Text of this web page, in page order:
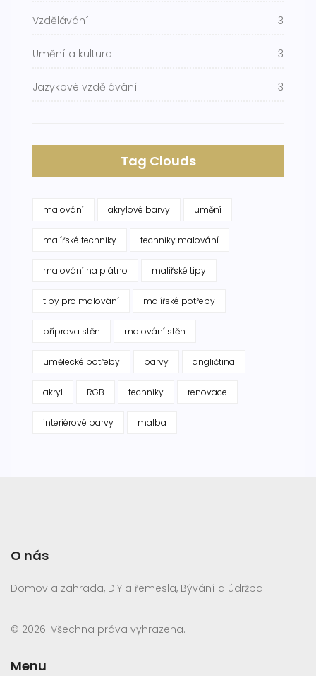
Vzdělávání 3
Umění a kultura 3
Jazykové vzdělávání 3
Tag Clouds
malování akrylové barvy umění
malířské techniky techniky malování
malování na plátno malířské tipy
tipy pro malování malířské potřeby
příprava stěn malování stěn
umělecké potřeby barvy angličtina
akryl RGB techniky renovace
interiérové barvy malba
O nás
Domov a zahrada, DIY a řemesla, Bývání a údržba
© 2026. Všechna práva vyhrazena.
Menu